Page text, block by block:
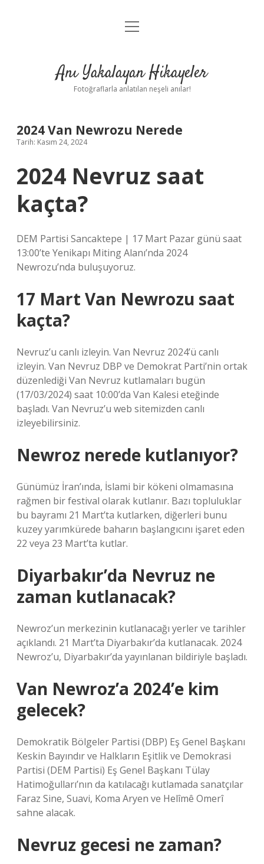
Anasayfa
Yasal Uyarı
menüyü
Anı Yakalayan Hikayeler
Fotoğraflarla anlatılan neşeli anılar!
2024 Van Newrozu Nerede
Tarih: Kasım 24, 2024
2024 Nevruz saat
kaçta?
DEM Partisi Sancaktepe | 17 Mart Pazar günü saat
13:00’te Yenikapı Miting Alanı’nda 2024
Newrozu’nda buluşuyoruz.
17 Mart Van Newrozu saat
kaçta?
Nevruz’u canlı izleyin. Van Nevruz 2024’ü canlı
izleyin. Van Nevruz DBP ve Demokrat Parti’nin ortak
düzenlediği Van Nevruz kutlamaları bugün
(17/03/2024) saat 10:00’da Van Kalesi eteğinde
başladı. Van Nevruz’u web sitemizden canlı
izleyebilirsiniz.
Newroz nerede kutlanıyor?
Günümüz İran’ında, İslami bir kökeni olmamasına
rağmen bir festival olarak kutlanır. Bazı topluluklar
bu bayramı 21 Mart’ta kutlarken, diğerleri bunu
kuzey yarımkürede baharın başlangıcını işaret eden
22 veya 23 Mart’ta kutlar.
Diyarbakır’da Nevruz ne
zaman kutlanacak?
Newroz’un merkezinin kutlanacağı yerler ve tarihler
açıklandı. 21 Mart’ta Diyarbakır’da kutlanacak. 2024
Newroz’u, Diyarbakır’da yayınlanan bildiriyle başladı.
Van Newroz’a 2024’e kim
gelecek?
Demokratik Bölgeler Partisi (DBP) Eş Genel Başkanı
Keskin Bayındır ve Halkların Eşitlik ve Demokrasi
Partisi (DEM Partisi) Eş Genel Başkanı Tülay
Hatimoğulları’nın da katılacağı kutlamada sanatçılar
Faraz Sine, Suavi, Koma Aryen ve Helîmê Omerî
sahne alacak.
Nevruz gecesi ne zaman?